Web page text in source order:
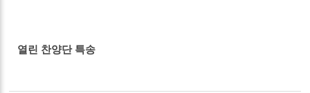
열린 찬양단 특송
Sketchbook5, 스케치북5